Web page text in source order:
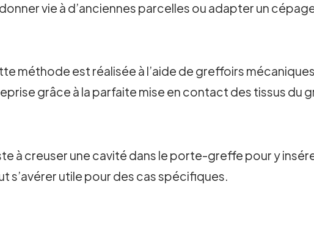
vie à d’anciennes parcelles ou adapter un
méthode est réalisée à l’aide de greffoirs
grâce à la parfaite mise en contact des tissus
à creuser une cavité dans le porte-greffe pour y
s’avérer utile pour des cas spécifiques.